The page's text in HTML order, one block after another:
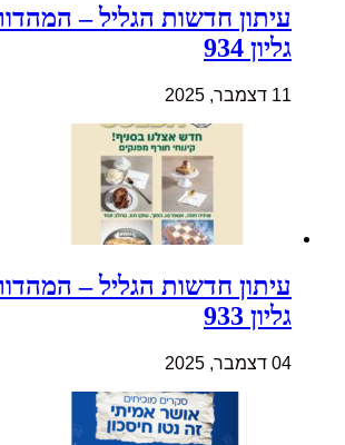
עיתון חדשות הגליל –
גליון 934
11 דצמבר, 2025
עיתון חדשות הגליל –
גליון 933
04 דצמבר, 2025